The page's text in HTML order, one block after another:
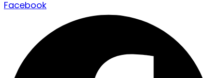
Facebook